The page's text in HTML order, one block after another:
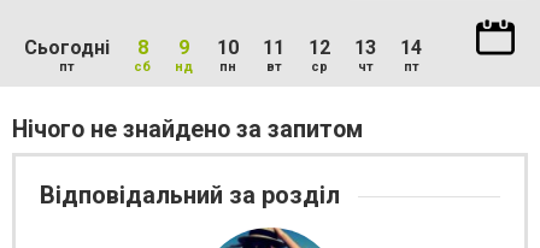
Сьогодні
пт
8
сб
9
нд
10
пн
11
вт
12
ср
13
чт
14
пт
Нічого не знайдено за запитом
Відповідальний за розділ